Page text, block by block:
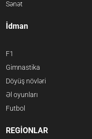
Sənət
İdman
F1
Gimnastika
Döyüş növləri
Əl oyunları
Futbol
REGİONLAR